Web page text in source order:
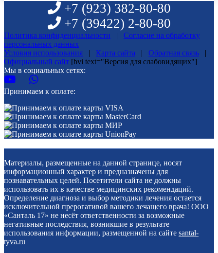
+7 (923) 382-80-80
+7 (39422) 2-80-80
Политика конфиденциальности |
Согласие на обработку
персональных данных
Условия использования
| Карта сайта | Обратная связь
|
Официальный сайт [bvi text="Версия для слабовидящих"]
Мы в социальных сетях:
Принимаем к оплате:
Материалы, размещенные на данной странице, носят
информационный характер и предназначены для
познавательных целей. Посетители сайта не должны
использовать их в качестве медицинских рекомендаций.
Определение диагноза и выбор методики лечения остается
исключительной прерогативой вашего лечащего врача! ООО
«Санталь 17» не несёт ответственности за возможные
негативные последствия, возникшие в результате
использования информации, размещенной на сайте santal-
tyva.ru